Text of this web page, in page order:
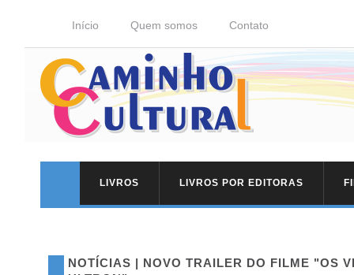
Início Quem somos Contato
LIVROS LIVROS POR EDITORAS
NOTÍCIAS | NOVO TRAILER DO FILME "OS